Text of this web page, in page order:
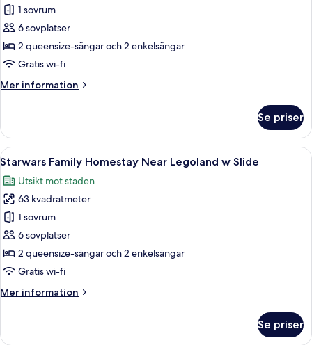
Hello
Kitty
Family
Homestay
Legoland
1 sovrum
6 sovplatser
2 queensize-sängar och 2 enkelsängar
Gratis wi-fi
Mer information
Mer
Kitty
Family
Homestay
Legoland
w
Slide
Se priser
Öppna
alla
foton
för
Starwars
Family
Homestay
Near
w
Ett modernt hotellrum med en säng
8
Starwars Family Homestay Near Legoland w Slide
Utsikt mot staden
63 kvadratmeter
1 sovrum
6 sovplatser
2 queensize-sängar och 2 enkelsängar
Gratis wi-fi
Mer information
Mer
Family
Se priser